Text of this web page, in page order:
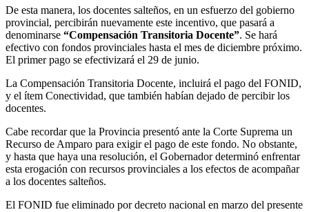
De esta manera, los docentes salteños, en un esfuerzo del gobierno
provincial, percibirán nuevamente este incentivo, que pasará a
denominarse “Compensación Transitoria Docente”. Se hará
efectivo con fondos provinciales hasta el mes de diciembre próximo.
El primer pago se efectivizará el 29 de junio.
La Compensación Transitoria Docente, incluirá el pago del FONID,
y el ítem Conectividad, que también habían dejado de percibir los
docentes.
Cabe recordar que la Provincia presentó ante la Corte Suprema un
Recurso de Amparo para exigir el pago de este fondo. No obstante,
y hasta que haya una resolución, el Gobernador determinó enfrentar
esta erogación con recursos provinciales a los efectos de acompañar
a los docentes salteños.
El FONID fue eliminado por decreto nacional en marzo del presente